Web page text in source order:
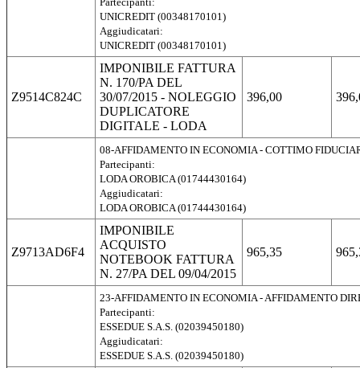
UNICREDIT (00348170101)
Aggiudicatari:
UNICREDIT (00348170101)
Z9514C824C
IMPONIBILE FATTURA
N. 170/PA DEL
30/07/2015 - NOLEGGIO
DUPLICATORE
DIGITALE - LODA
396,00
08-AFFIDAMENTO IN ECONOMIA - COTTIMO
Partecipanti:
LODA OROBICA (01744430164)
Aggiudicatari:
LODA OROBICA (01744430164)
Z9713AD6F4
IMPONIBILE
ACQUISTO
NOTEBOOK FATTURA
N. 27/PA DEL 09/04/2015
965,35
23-AFFIDAMENTO IN ECONOMIA - AFFIDAMENTO
Partecipanti:
ESSEDUE S.A.S. (02039450180)
Aggiudicatari:
ESSEDUE S.A.S. (02039450180)